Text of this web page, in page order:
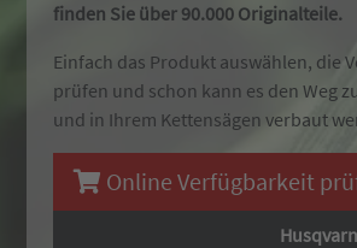
finden Sie über 90.000 Originalteile.
Einfach das Produkt auswählen, die
prüfen und schon kann es den Weg
und in Ihrem Kettensägen verbaut
Online Verfügbarkeit